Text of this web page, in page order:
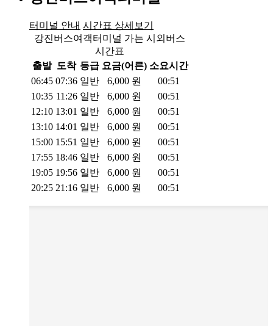
터미널 안내 시간표 상세보기
강진버스여객터미널 가는 시외버스
시간표
출발 도착 등급 요금(어른) 소요시간
06:45 07:36 일반 6,000 원
00:51
10:35 11:26 일반 6,000 원
00:51
12:10 13:01 일반 6,000 원
00:51
13:10 14:01 일반 6,000 원
00:51
15:00 15:51 일반 6,000 원
00:51
17:55 18:46 일반 6,000 원
00:51
19:05 19:56 일반 6,000 원
00:51
20:25 21:16 일반 6,000 원 00:51